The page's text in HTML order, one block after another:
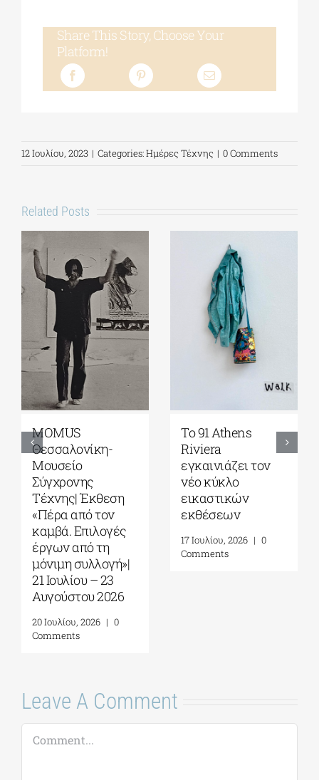
Share This Story, Choose Your
Platform!
12 Ιουλίου, 2023 | Categories:Ημέρες Τέχνης | 0 Comments
Related Posts
Γκαλερί
Ζουμπουλάκη|
Σοφία
Παπακώστα-
Things to hold| 17
Σεπτεμβρίου – 10
Οκτωβρίου 2026
30 Ιουλίου, 2026
Comments
Έρχεται το
Platforms Project
2026| 17-20
Σεπτεμβρίου στο
Καπνεργοστάσιο
της Βουλής των
22 Ιουλίου, 2026
Leave A Comment